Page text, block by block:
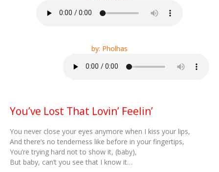
by: Pholhas
You’ve Lost That Lovin’ Feelin’
You never close your eyes anymore when I kiss your lips,
And there’s no tenderness like before in your fingertips,
You’re trying hard not to show it, (baby),
But baby, can’t you see that I know it…